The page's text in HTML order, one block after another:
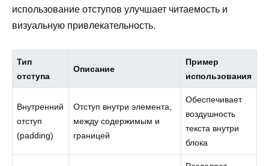
использование отступов улучшает читаемость и
визуальную привлекательность.
Тип
отступа
Описание
Пример
использования
Внутренний
отступ
(padding)
Отступ внутри элемента,
между содержимым и
границей
Обеспечивает
воздушность
текста внутри
блока